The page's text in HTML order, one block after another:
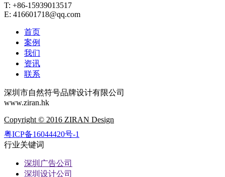
T: +86-15939013517
E: 416601718@qq.com
首页
案例
我们
资讯
联系
深圳市自然符号品牌设计有限公司
www.ziran.hk
Copyright © 2016 ZIRAN Design
粤ICP备16044420号-1
行业关键词
深圳广告公司
深圳设计公司